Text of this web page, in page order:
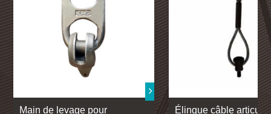
Main de levage pour
Élingue câble